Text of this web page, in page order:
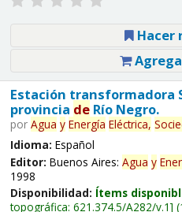
Hacer
Estación transformadora
provincia deRío Negro.
por Agua y Energía Eléctrica,
Idioma: Español
Editor: Buenos Aires: Agua y
1998
Disponibilidad: Ítems
topográfica: 621.374.5/A282/v.1